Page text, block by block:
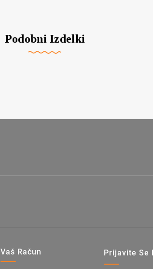
Podobni Izdelki
Vaš Račun Prijavite Se